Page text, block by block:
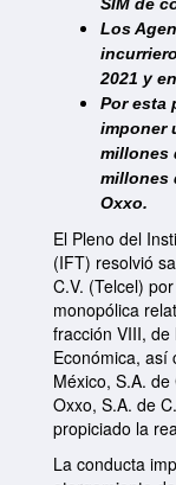
de espectro
servicios de
El Pleno del
garantizar los
123/2024) 18
El Pleno del
frecuencias
122/2024) 16
El IFT premia
Nacional de
(Comunicado
Los
2021 y
Por esta
imponer
millones
millones
Oxxo.
El Pleno del
(IFT) resolvió
C.V. (Telcel)
monopólica
fracción VIII,
Económica, así
México, S.A.
Oxxo, S.A. de
propiciado la
La conducta